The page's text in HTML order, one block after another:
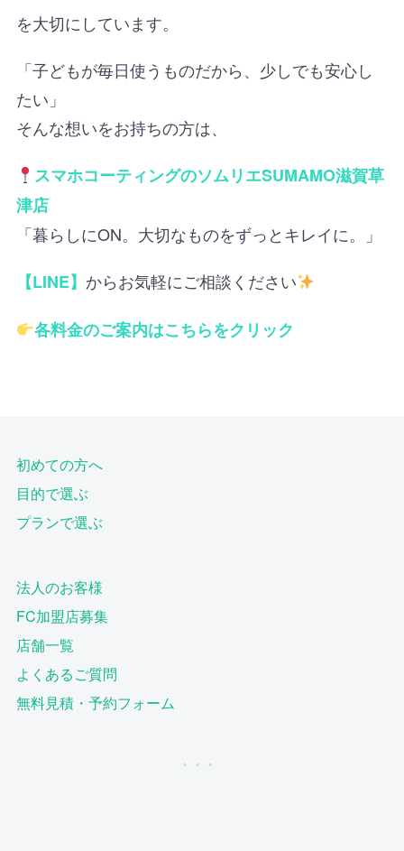
を大切にしています。
「子どもが毎日使うものだから、少しでも安心し
たい」
そんな想いをお持ちの方は、
スマホコーティングのソムリエSUMAMO滋賀草
津店
「暮らしにON。大切なものをずっとキレイに。」
【LINE】 からお気軽にご相談ください
各料金のご案内はこちらをクリック
初めての方へ
目的で選ぶ
プランで選ぶ
法人のお客様
FC加盟店募集
店舗一覧
よくあるご質問
無料見積・予約フォーム